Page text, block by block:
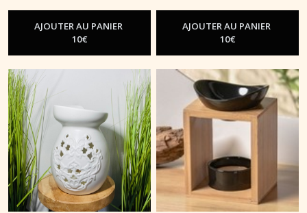
AJOUTER AU PANIER
10€
AJOUTER AU PANIER
10€